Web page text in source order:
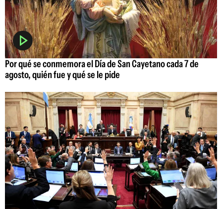
Por qué se conmemora el Día de San Cayetano cada 7 de
agosto, quién fue y qué se le pide